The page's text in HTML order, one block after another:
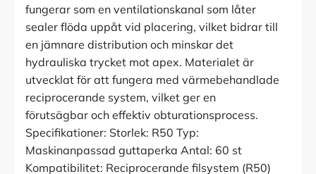
fungerar som en ventilationskanal som låter
sealer flöda uppåt vid placering, vilket bidrar till
en jämnare distribution och minskar det
hydrauliska trycket mot apex. Materialet är
utvecklat för att fungera med värmebehandlade
reciprocerande system, vilket ger en
förutsägbar och effektiv obturationsprocess.
Specifikationer: Storlek: R50 Typ:
Maskinanpassad guttaperka Antal: 60 st
Kompatibilitet: Reciprocerande filsystem (R50)